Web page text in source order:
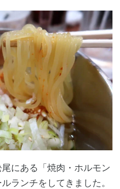
にある「焼肉・ホルモン
ランチをしてきました。